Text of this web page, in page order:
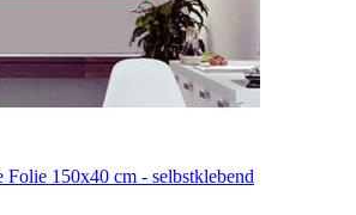
Folie 150x40 cm - selbstklebend